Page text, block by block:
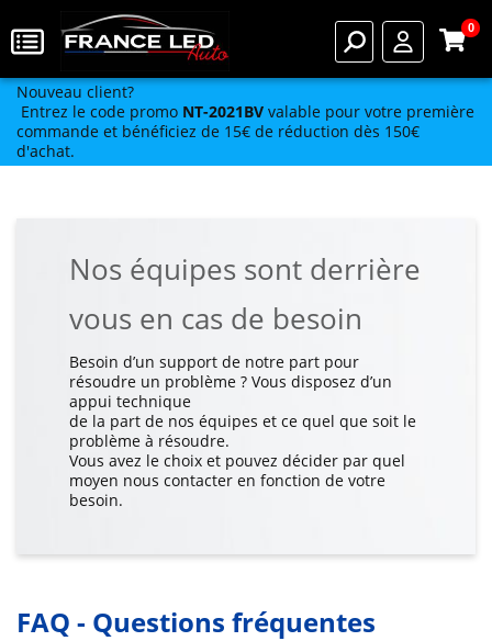
0
Nouveau client?
Entrez le code promo NT-2021BV valable pour votre première
commande et bénéficiez de 15€ de réduction dès 150€
d'achat.
Nos équipes sont derrière
vous en cas de besoin
Besoin d’un support de notre part pour
résoudre un problème ? Vous disposez d’un
appui technique
de la part de nos équipes et ce quel que soit le
problème à résoudre.
Vous avez le choix et pouvez décider par quel
moyen nous contacter en fonction de votre
besoin.
FAQ - Questions fréquentes